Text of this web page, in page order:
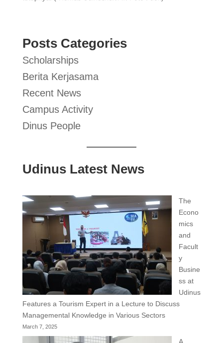
Posts Categories
Scholarships
Berita Kerjasama
Recent News
Campus Activity
Dinus People
Udinus Latest News
The
Econo
mics
and
Facult
y
Busine
ss at
Udinus
Features a Tourism Expert in a Lecture to Discuss
Managemental Knowledge in Various Sectors
March 7, 2025